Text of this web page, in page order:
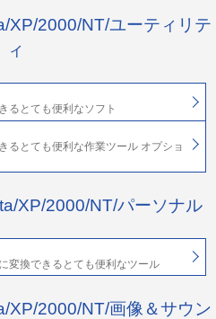
XP/2000/NT/ユーティリテ
ィ
るとても便利なソフト
るとても便利な作業ツール オプショ
XP/2000/NT/パーソナル
変換できるとても便利なツール
XP/2000/NT/画像＆サウン